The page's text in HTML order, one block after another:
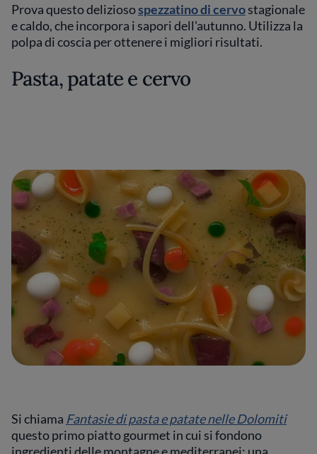
Prova questo deliziosospezzatino di cervostagionale
e caldo, che incorpora i sapori dell'autunno. Utilizza la
polpa di coscia per ottenere i migliori risultati.
Pasta, patate e cervo
Si chiama Fantasie di pasta e patate nelle Dolomiti
questo primo piatto gourmet in cui si fondono